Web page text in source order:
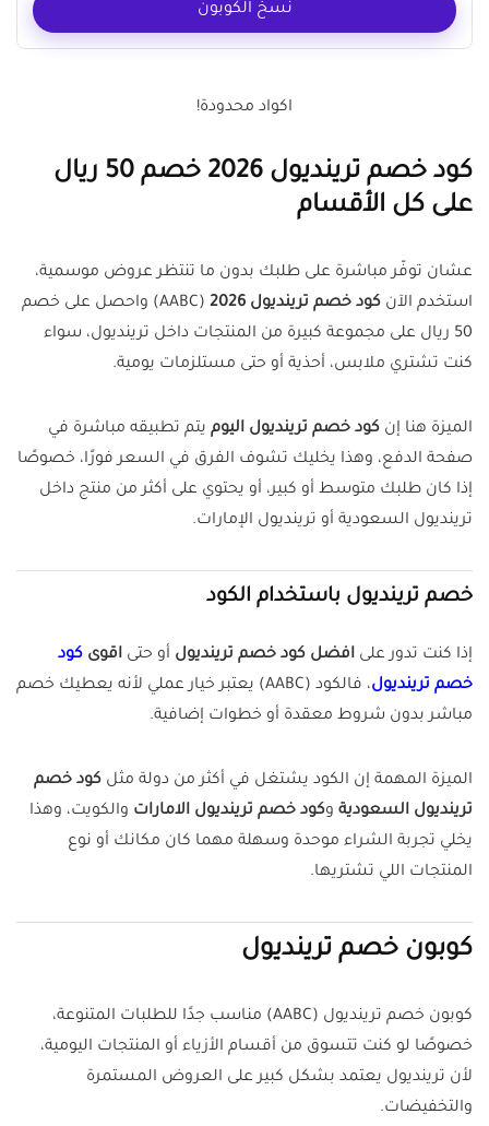
نسخ الكوبون
اكواد محدودة!
كود خصم ترينديول 2026 خصم 50 ريال
على كل الأقسام
عشان توفّر مباشرة على طلبك بدون ما تنتظر عروض موسمية،
استخدم الآن كود خصم ترينديول 2026
(AABC) واحصل على خصم
50 ريال على مجموعة كبيرة من المنتجات داخل ترينديول، سواء
كنت تشتري ملابس، أحذية أو حتى مستلزمات يومية.
الميزة هنا إن كود خصم ترينديول اليوم يتم تطبيقه مباشرة في
صفحة الدفع، وهذا يخليك تشوف الفرق في السعر فورًا، خصوصًا
إذا كان طلبك متوسط أو كبير، أو يحتوي على أكثر من منتج داخل
ترينديول السعودية أو ترينديول الإمارات.
خصم ترينديول باستخدام الكود
إذا كنت تدور على افضل كود خصم ترينديول أو حتى اقوى كود
خصم ترينديول
، فالكود (AABC) يعتبر خيار عملي لأنه يعطيك خصم
مباشر بدون شروط معقدة أو خطوات إضافية.
الميزة المهمة إن الكود يشتغل في أكثر من دولة مثل كود خصم
ترينديول السعودية وكود خصم ترينديول الامارات والكويت، وهذا
يخلي تجربة الشراء موحدة وسهلة مهما كان مكانك أو نوع
المنتجات اللي تشتريها.
كوبون خصم ترينديول
كوبون خصم ترينديول (AABC) مناسب جدًا للطلبات المتنوعة،
خصوصًا لو كنت تتسوق من أقسام الأزياء أو المنتجات اليومية،
لأن ترينديول يعتمد بشكل كبير على العروض المستمرة
والتخفيضات.